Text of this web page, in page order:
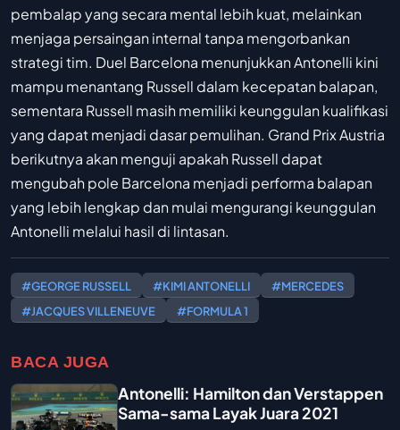
pembalap yang secara mental lebih kuat, melainkan
menjaga persaingan internal tanpa mengorbankan
strategi tim. Duel Barcelona menunjukkan Antonelli kini
mampu menantang Russell dalam kecepatan balapan,
sementara Russell masih memiliki keunggulan kualifikasi
yang dapat menjadi dasar pemulihan. Grand Prix Austria
berikutnya akan menguji apakah Russell dapat
mengubah pole Barcelona menjadi performa balapan
yang lebih lengkap dan mulai mengurangi keunggulan
Antonelli melalui hasil di lintasan.
#GEORGE RUSSELL #KIMI ANTONELLI
#MERCEDES
#JACQUES VILLENEUVE
#FORMULA 1
BACA JUGA
Antonelli: Hamilton dan Verstappen
Sama-sama Layak Juara 2021